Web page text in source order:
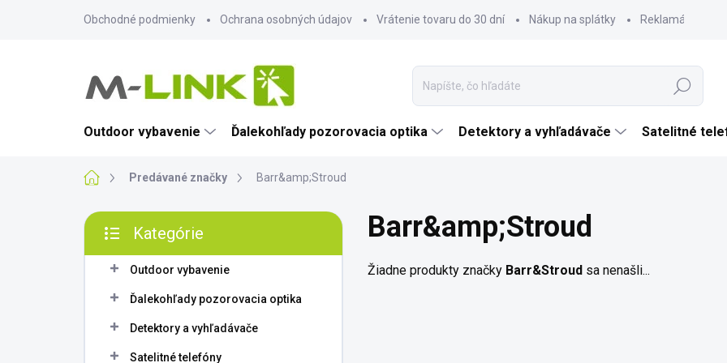
Obchodné podmienky Ochrana osobných údajov Vrátenie tovaru do 30 dní Nákup na splátky Reklamácia
Hľadať
Outdoor vybavenie Ďalekohľady pozorovacia optika Detektory a vyhľadávače Satelitné
DomovPredávané značky Barr&amp;Stroud
B
č
kategórie
Kategórie
Outdoor vybavenie
Ďalekohľady pozorovacia optika
Detektory a vyhľadávače
Satelitné telefóny
Barr&amp;Stroud
Žiadne produkty značky Barr&Stroud sa nenašli...